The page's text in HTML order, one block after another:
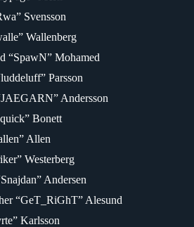
Svensson
Wallenberg
“SpawN” Mohamed
Parsson
Andersson
Bonett
Allen
Westerberg
Andersen
“GeT_RiGhT” Alesund
Karlsson